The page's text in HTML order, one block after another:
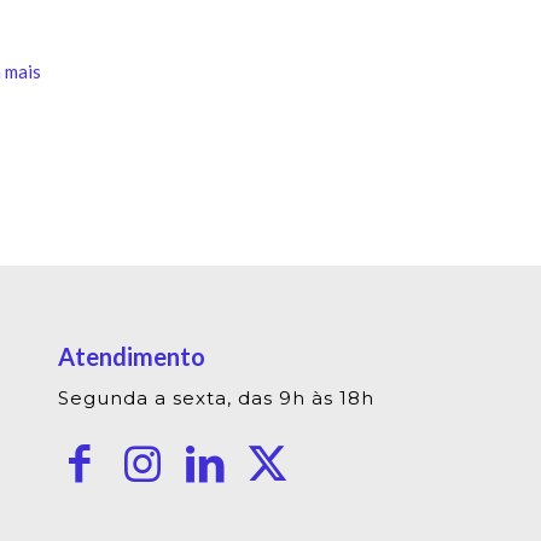
Atendimento
Segunda a sexta, das 9h às 18h